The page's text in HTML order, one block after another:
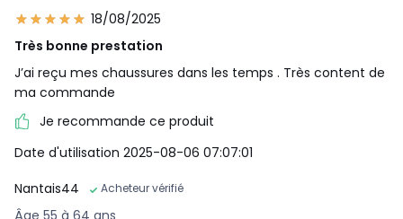
18/08/2025
Très bonne prestation
J’ai reçu mes chaussures dans les temps . Très content de
ma commande
Je recommande ce produit
Date d'utilisation 2025-08-06 07:07:01
Nantais44
Acheteur vérifié
Âge 55 à 64 ans